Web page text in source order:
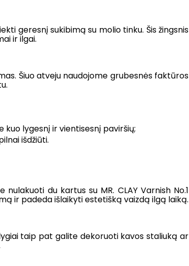
geresnį sukibimą su molio tinku. Šis žingsnis
ir ilgai.
Šiuo atveju naudojome grubesnės faktūros
kuo lygesnį ir vientisesnį paviršių;
išdžiūti.
du kartus su MR. CLAY Varnish No.1
ir padeda išlaikyti estetišką vaizdą ilgą laiką.
taip pat galite dekoruoti kavos staliuką ar